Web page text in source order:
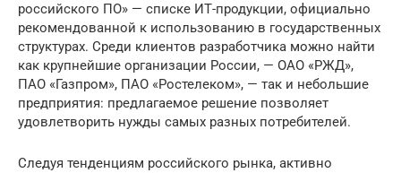
российского ПО» — списке ИТ-продукции, официально
рекомендованной к использованию в государственных
структурах. Среди клиентов разработчика можно найти
как крупнейшие организации России, — ОАО «РЖД»,
ПАО «Газпром», ПАО «Ростелеком», — так и небольшие
предприятия: предлагаемое решение позволяет
удовлетворить нужды самых разных потребителей.
Следуя тенденциям российского рынка, активно